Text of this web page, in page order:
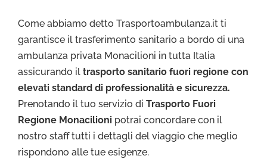
Come abbiamo detto Trasportoambulanza.it ti
garantisce il trasferimento sanitario a bordo di una
ambulanza privata Monacilioni in tutta Italia
assicurando il trasporto sanitario fuori regione con
elevati standard di professionalità e sicurezza.
Prenotando il tuo servizio di Trasporto Fuori
Regione Monacilioni potrai concordare con il
nostro staff tutti i dettagli del viaggio che meglio
rispondono alle tue esigenze.